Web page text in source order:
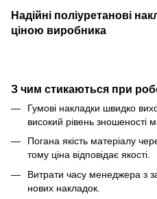
Надійні поліуретанові
ціною виробника
З чим стикаються при
Гумові накладки швидко
високий рівень зношеності
Погана якість матеріалу
тому ціна відповідає якості.
Витрати часу менеджера з
нових накладок.